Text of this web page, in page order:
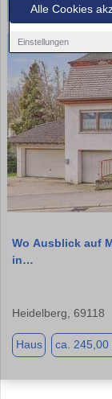
Alle Cookies
Einstellungen
Wo Ausblick auf
in…
Heidelberg, 69118
Haus ca. 245,00